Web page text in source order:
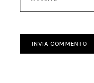
INVIA COMMENTO